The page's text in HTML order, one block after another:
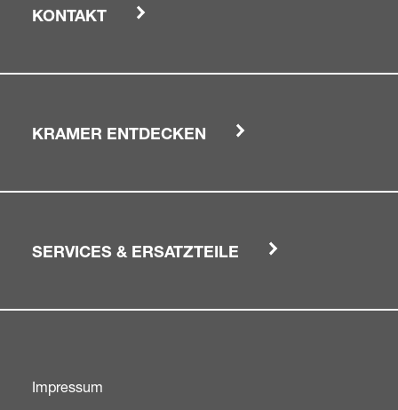
KONTAKT
KRAMER ENTDECKEN
SERVICES & ERSATZTEILE
Impressum